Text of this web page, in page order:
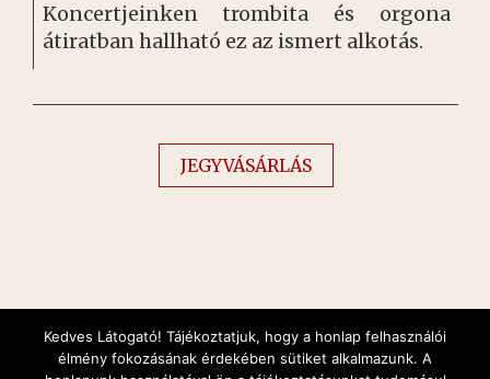
Koncertjeinken trombita és orgona
átiratban hallható ez az ismert alkotás.
JEGYVÁSÁRLÁS
Kedves Látogató! Tájékoztatjuk, hogy a honlap felhasználói
élmény fokozásának érdekében sütiket alkalmazunk. A